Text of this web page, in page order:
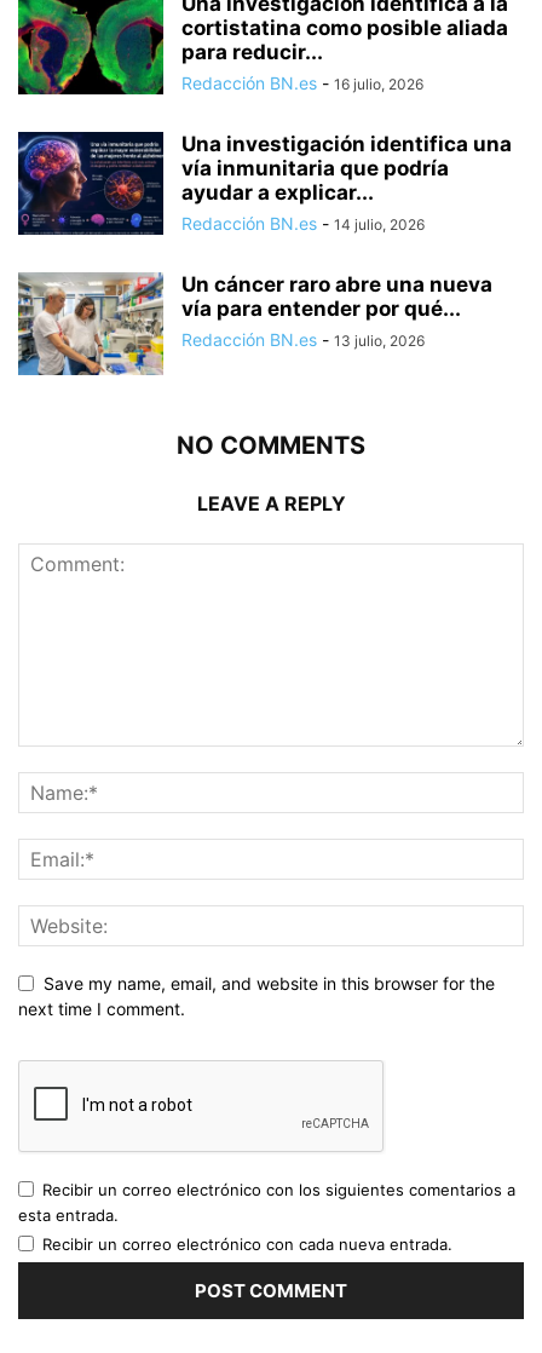
cortistatina como posible aliada
para reducir...
Redacción BN.es - 16 julio, 2026
Una investigación identifica una
vía inmunitaria que podría
ayudar a explicar...
Redacción BN.es - 14 julio, 2026
Un cáncer raro abre una nueva
vía para entender por qué...
Redacción BN.es - 13 julio, 2026
NO COMMENTS
LEAVE A REPLY
Save my name, email, and website in this browser for the
next time I comment.
Recibir un correo electrónico con los siguientes comentarios a
esta entrada.
Recibir un correo electrónico con cada nueva entrada.